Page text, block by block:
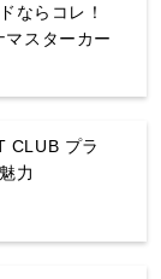
ならコレ！
スターカー
CLUB プラ
力